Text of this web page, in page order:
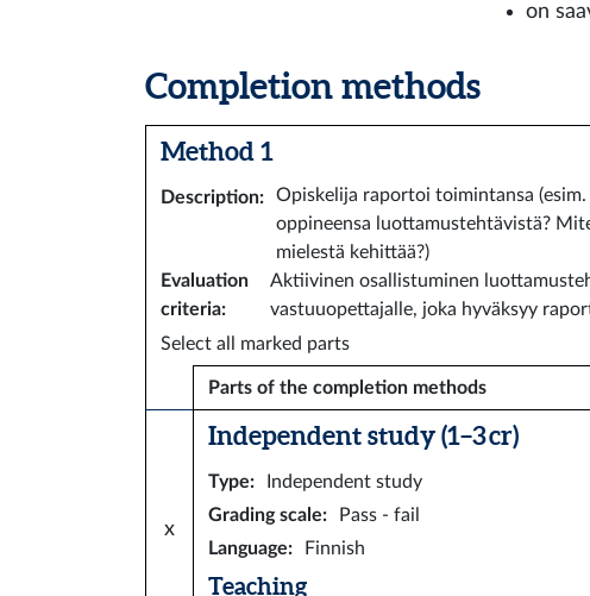
on
Completion methods
Method 1
Description:
Opiskelija raportoi toimintansa
oppineensa luottamustehtävistä?
mielestä kehittää?)
Evaluation
criteria:
Aktiivinen osallistuminen
vastuuopettajalle, joka hyväksyy
Select all marked parts
Parts of the completion methods
x
Independent study (1–3 cr)
Type:
Independent study
Grading scale:
Pass - fail
Language: Finnish
Teaching